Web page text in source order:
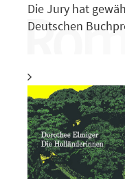
Die Jury hat
Deutschen